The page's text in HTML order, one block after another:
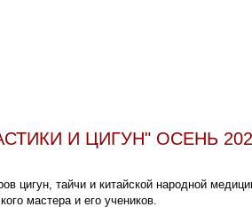
И ЦИГУН" ОСЕНЬ
цигун, тайчи и китайской народной
мастера и его учеников.